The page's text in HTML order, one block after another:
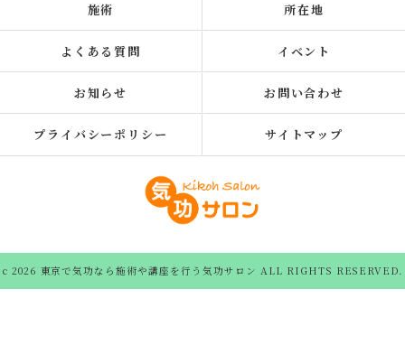
施術 所在地
よくある質問 イベント
お知らせ お問い合わせ
プライバシーポリシー サイトマップ
c 2026 東京で気功なら施術や講座を行う気功サロン ALL RIGHTS RESERVED.